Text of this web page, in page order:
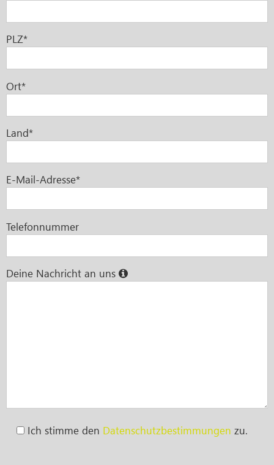
PLZ*
Ort*
Land*
E-Mail-Adresse*
Telefonnummer
Deine Nachricht an uns
Ich stimme den Datenschutzbestimmungen zu.